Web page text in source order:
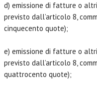
d) emissione di fatture o
previsto dall’articolo 8,
cinquecento quote);
e) emissione di fatture o
previsto dall’articolo 8,
quattrocento quote);